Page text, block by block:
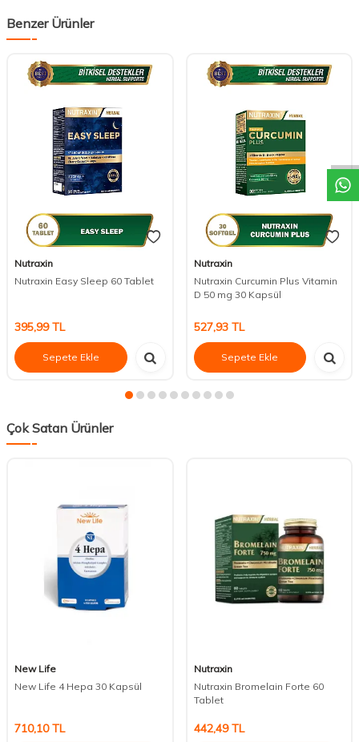
Benzer Ürünler
Nutraxin
Nutraxin Easy Sleep 60 Tablet
395,99TL
Sepete Ekle
Nutraxin
Nutraxin Curcumin Plus Vitamin
D 50 mg 30 Kapsül
527,93TL
Sepete Ekle
Çok Satan Ürünler
New Life
New Life 4 Hepa 30 Kapsül
710,10TL
Nutraxin
Nutraxin Bromelain Forte 60
Tablet
442,49TL